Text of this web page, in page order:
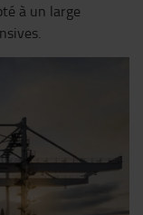
à un large